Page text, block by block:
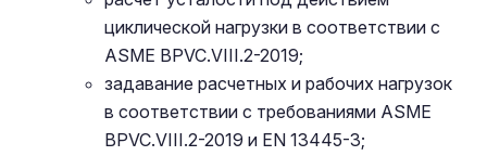
циклической нагрузки в соответствии с
ASME BPVC.VIII.2-2019;
задавание расчетных и рабочих нагрузок
в соответствии с требованиями ASME
BPVC.VIII.2-2019 и EN 13445-3;